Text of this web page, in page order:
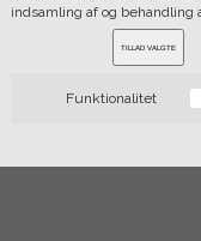
indsamling af og behandling
TILLAD VALGTE
Funktionalitet